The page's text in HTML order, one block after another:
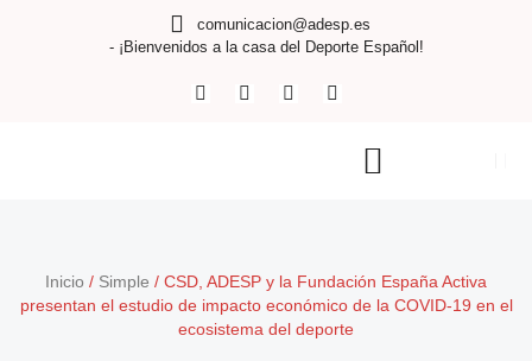
comunicacion@adesp.es
- ¡Bienvenidos a la casa del Deporte Español!
Inicio / Simple / CSD, ADESP y la Fundación España Activa
presentan el estudio de impacto económico de la COVID-19 en el
ecosistema del deporte